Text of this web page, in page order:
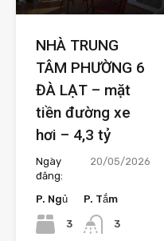
NHÀ TRUNG
TÂM PHƯỜNG 6
ĐÀ LẠT – mặt
tiền đường xe
hơi – 4,3 tỷ
Ngày
đăng:
20/05/2026
P. Ngủ
3
P. Tắm
3